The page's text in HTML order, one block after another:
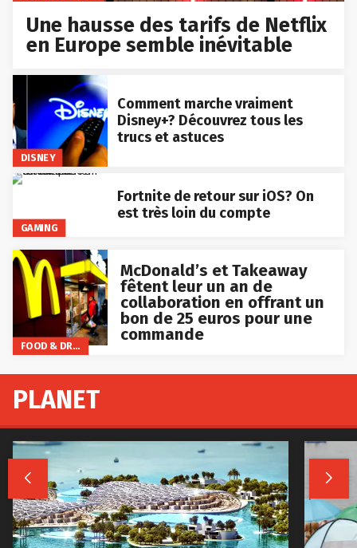
Une hausse des tarifs de Netflix
en Europe semble inévitable
DISNEY
Comment marche vraiment
Disney+? Découvrez tous les
trucs et astuces
GAMING
Fortnite de retour sur iOS? On
est très loin du compte
FOOD & DRINKS
McDonald’s et Takeaway
fêtent leur un an de
collaboration en offrant un
bon de 25 euros pour une
commande
PLANET
 